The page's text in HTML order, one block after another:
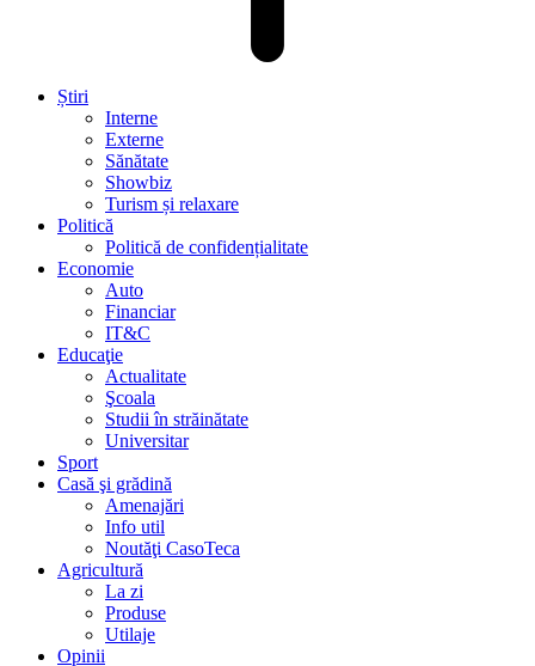
Știri
Interne
Externe
Sănătate
Showbiz
Turism și relaxare
Politică
Politică de confidențialitate
Economie
Auto
Financiar
IT&C
Educaţie
Actualitate
Şcoala
Studii în străinătate
Universitar
Sport
Casă şi grădină
Amenajări
Info util
Noutăţi CasoTeca
Agricultură
La zi
Produse
Utilaje
Opinii